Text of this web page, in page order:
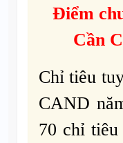
Điểm
Cần
Chỉ tiêu
CAND
70 chỉ